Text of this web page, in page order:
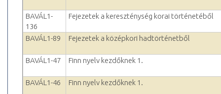
BAVÁL1-
136
Fejezetek a kereszténység korai történetéből
BAVÁL1-89 Fejezetek a középkori hadtörténetből
BAVÁL1-47 Finn nyelv kezdőknek 1.
BAVÁL1-46 Finn nyelv kezdőknek 1.